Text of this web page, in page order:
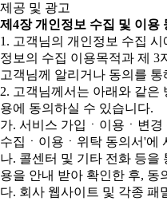
제공 및 광고
제4장 개인정보 수집 및 이용
1. 고객님의 개인정보 수집
정보의 수집 이용목적과 제 3
고객님께 알리거나 동의를
2. 고객님께서는 아래와 같은
용에 동의하실 수 있습니다.
가. 서비스 가입ㆍ이용ㆍ변
수집ㆍ이용ㆍ위탁 동의서'에
나. 콜센터 및 기타 전화 등을
용을 안내 받아 확인한 후, 동
다. 회사 웹사이트 및 각종 패